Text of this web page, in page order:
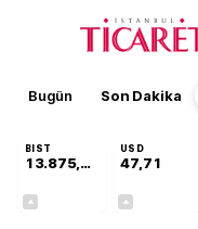
Bugün Son Dakika
BIST
13.875,53
USD
47,71